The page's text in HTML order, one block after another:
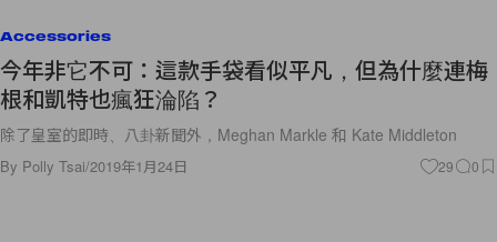
Accessories
今年非它不可：這款手袋看似平凡，但為什麼連梅
根和凱特也瘋狂淪陷？
除了皇室的即時、八卦新聞外，Meghan Markle 和 Kate Middleton
By Polly Tsai/2019年1月24日 29 0